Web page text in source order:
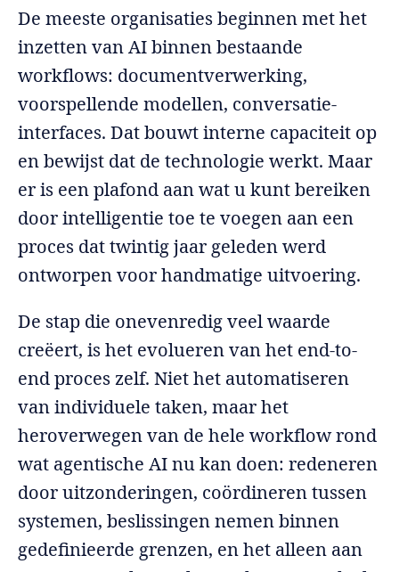
De meeste organisaties beginnen met het
inzetten van AI binnen bestaande
workflows: documentverwerking,
voorspellende modellen, conversatie-
interfaces. Dat bouwt interne capaciteit op
en bewijst dat de technologie werkt. Maar
er is een plafond aan wat u kunt bereiken
door intelligentie toe te voegen aan een
proces dat twintig jaar geleden werd
ontworpen voor handmatige uitvoering.
De stap die onevenredig veel waarde
creëert, is het evolueren van het end-to-
end proces zelf. Niet het automatiseren
van individuele taken, maar het
heroverwegen van de hele workflow rond
wat agentische AI nu kan doen: redeneren
door uitzonderingen, coördineren tussen
systemen, beslissingen nemen binnen
gedefinieerde grenzen, en het alleen aan